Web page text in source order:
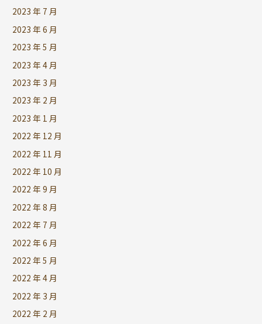
2023 年 7 月
2023 年 6 月
2023 年 5 月
2023 年 4 月
2023 年 3 月
2023 年 2 月
2023 年 1 月
2022 年 12 月
2022 年 11 月
2022 年 10 月
2022 年 9 月
2022 年 8 月
2022 年 7 月
2022 年 6 月
2022 年 5 月
2022 年 4 月
2022 年 3 月
2022 年 2 月